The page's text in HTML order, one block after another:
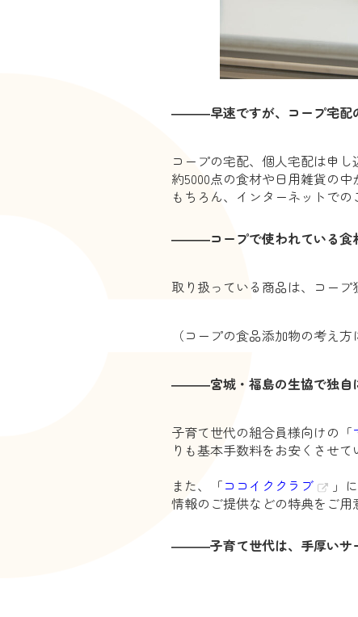
―――早速ですが、コープ宅配
コープの宅配、個人宅配は申
約5000点の食材や日用雑貨の
もちろん、インターネットでの
―――コープで使われている食
取り扱っている商品は、コー
（コープの食品添加物の考え
―――宮城・福島の生協で独自
子育て世代の組合員様向けの「
りも基本手数料をお安くさせて
また、「ココイククラブ
」
情報のご提供などの特典をご用
―――子育て世代は、手厚いサ